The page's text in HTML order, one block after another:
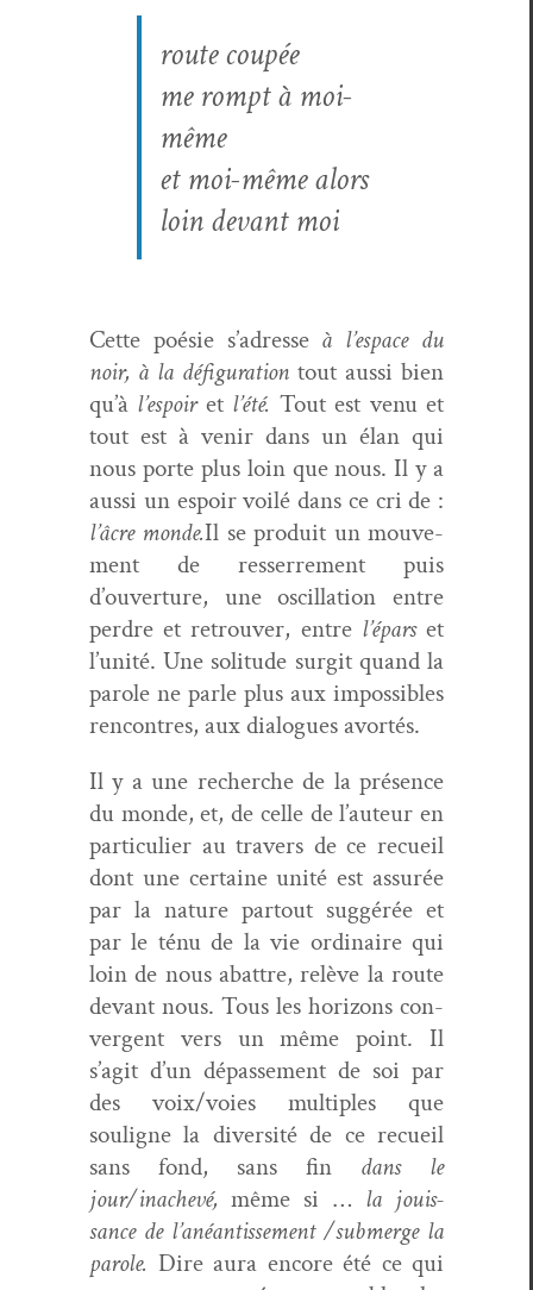
route coupée
me rompt à moi-
même
et moi-même alors
loin devant moi
Cette poésie s’adresse à l’espace du
noir, à la défig­u­ra­tion tout aus­si bien
qu’à l’espoir et l’été. Tout est venu et
tout est à venir dans un élan qui
nous porte plus loin que nous. Il y a
aus­si un espoir voilé dans ce cri de :
l’âcre monde.Il se pro­duit un mou­ve­
ment de resser­re­ment puis
d’ouverture, une oscil­la­tion entre
per­dre et retrou­ver, entre l’éparset
l’unité. Une soli­tude sur­git quand la
parole ne par­le plus aux impos­si­bles
ren­con­tres, aux dia­logues avortés.
Il y a une recherche de la présence
du monde, et, de celle de l’auteur en
par­ti­c­uli­er au tra­vers de ce recueil
dont une cer­taine unité est assurée
par la nature partout sug­gérée et
par le ténu de la vie ordi­naire qui
loin de nous abat­tre, relève la route
devant nous. Tous les hori­zons con­
ver­gent vers un même point. Il
s’agit d’un dépasse­ment de soi par
des voix/voies mul­ti­ples que
souligne la diver­sité de ce recueil
sans fond, sans fin dans le
jour/inachevé,même si … la jouis­
sance de l’anéantissement /submerge la
parole. Dire aura encore été ce qui